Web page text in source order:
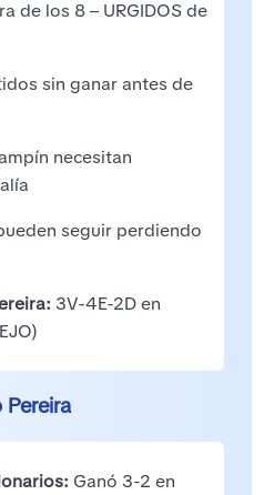
de los 8 – URGIDOS de
sin ganar antes de
necesitan
seguir perdiendo
3V-4E-2D en
Ganó 3-2 en